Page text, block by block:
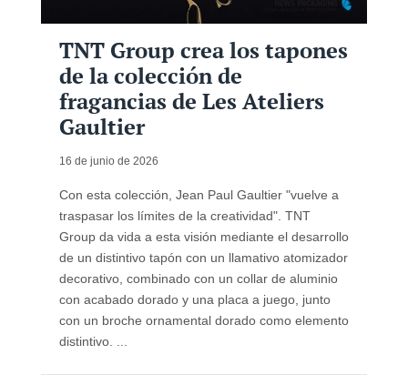
TNT Group crea los tapones
de la colección de
fragancias de Les Ateliers
Gaultier
16 de junio de 2026
Con esta colección, Jean Paul Gaultier "vuelve a
traspasar los límites de la creatividad". TNT
Group da vida a esta visión mediante el desarrollo
de un distintivo tapón con un llamativo atomizador
decorativo, combinado con un collar de aluminio
con acabado dorado y una placa a juego, junto
con un broche ornamental dorado como elemento
distintivo. ...